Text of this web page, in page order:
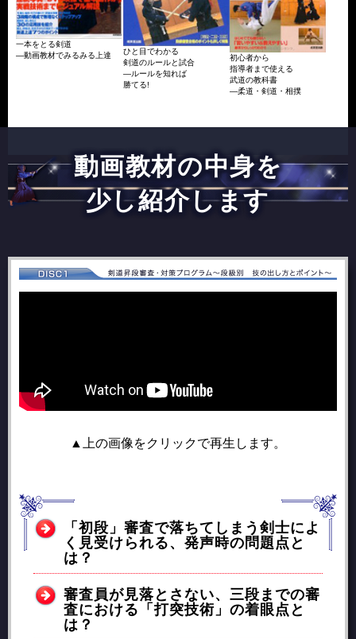
一本をとる剣道
―動画教材でみるみる上達
ひと目でわかる
剣道のルールと試合
―ルールを知れば
勝てる!
初心者から
指導者まで使える
武道の教科書
―柔道・剣道・相撲
動画教材の中身を
少し紹介します
▲上の画像をクリックで再生します。
「初段」審査で落ちてしまう剣士によ
く見受けられる、発声時の問題点と
は？
審査員が見落とさない、三段までの審
査における「打突技術」の着眼点と
は？